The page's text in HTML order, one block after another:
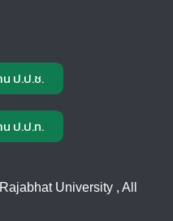
ป.ป.ช.
ป.ป.ท.
University , All